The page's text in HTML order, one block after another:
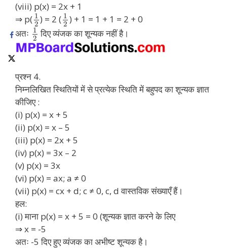
(viii) p(x) = 2x + 1
⇒ p( 1
2 ) = 2 ( 1
2 ) + 1 = 1 + 1 = 2 + 0
अतः 1
2 दिए व्यंजक का शून्यक नहीं है।
प्रश्न 4.
निम्नलिखित स्थितियों में से प्रत्येक स्थिति में बहुपद का शून्यक ज्ञात
कीजिए :
(i) p(x) = x + 5
(ii) p(x) = x – 5
(iii) p(x) = 2x + 5
(iv) p(x) = 3x – 2
(v) p(x) = 3x
(vi) p(x) = ax; a ≠ 0
(vii) p(x) = cx + d; c ≠ 0, c, d वास्तविक संख्याएँ हैं।
हल:
(i) माना p(x) = x + 5 = 0 (शून्यक ज्ञात करने के लिए
⇒ x = -5
अतः -5 दिए हुए व्यंजक का अभीष्ट शून्यक है।